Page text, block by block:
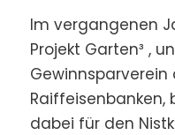
Im vergangenen
Projekt Garten³ ,
Gewinnsparverein
Raiffeisenbanken,
dabei für den